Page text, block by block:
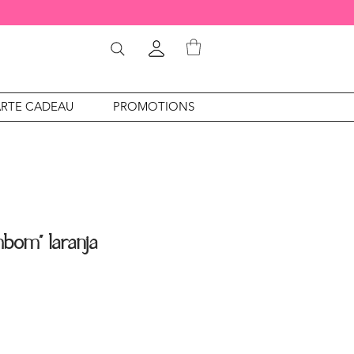
CADEAU PROMOTIONS
laranja